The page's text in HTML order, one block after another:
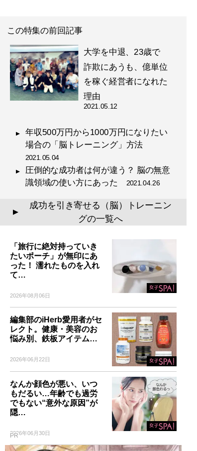
この特集の前回記事
大学を中退、23歳で
詐欺にあうも、億単位
を稼ぐ経営者になれた
理由
2021.05.12
年収500万円から1000万円になりたい
場合の「脳トレーニング」方法
2021.05.04
圧倒的な成功者は何が違う？ 脳の無意
識領域の使い方にあった
2021.04.26
▲
成功を引き寄せる（脳）トレーニン
グの一覧へ
「旅行に絶対持っていき
たいポーチ」が無印にあ
った！ 濡れたものを入れ
て…
2026年08月06日
編集部のiHerb愛用者がセ
レクト。健康・美容のお
悩み別、鉄板アイテム…
2026年06月22日
なんか顔色が悪い、いつ
もだるい…年齢でも過労
でもない“意外な原因”が
隠…
2026年06月30日
PR